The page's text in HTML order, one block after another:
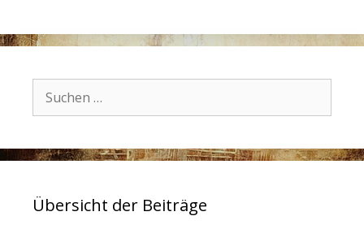
nach:
Übersicht der Beiträge